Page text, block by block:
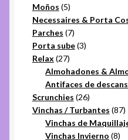
Moños 55
productos
Necessaires & Porta
Parches 77
productos
Porta sube 33
Relax 2727
productos
Almohadones &
Antifaces de
Scrunchies 2626
productos
Vinchas / Turbantes 8787
Vinchas de
Vinchas Invierno 88